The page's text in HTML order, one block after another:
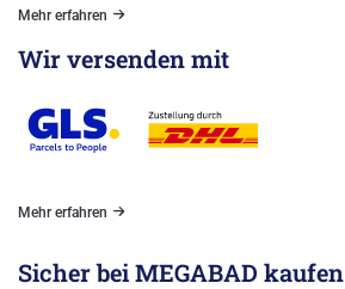
Mehr erfahren
Wir versenden mit
Mehr erfahren
Sicher bei MEGABAD kaufen